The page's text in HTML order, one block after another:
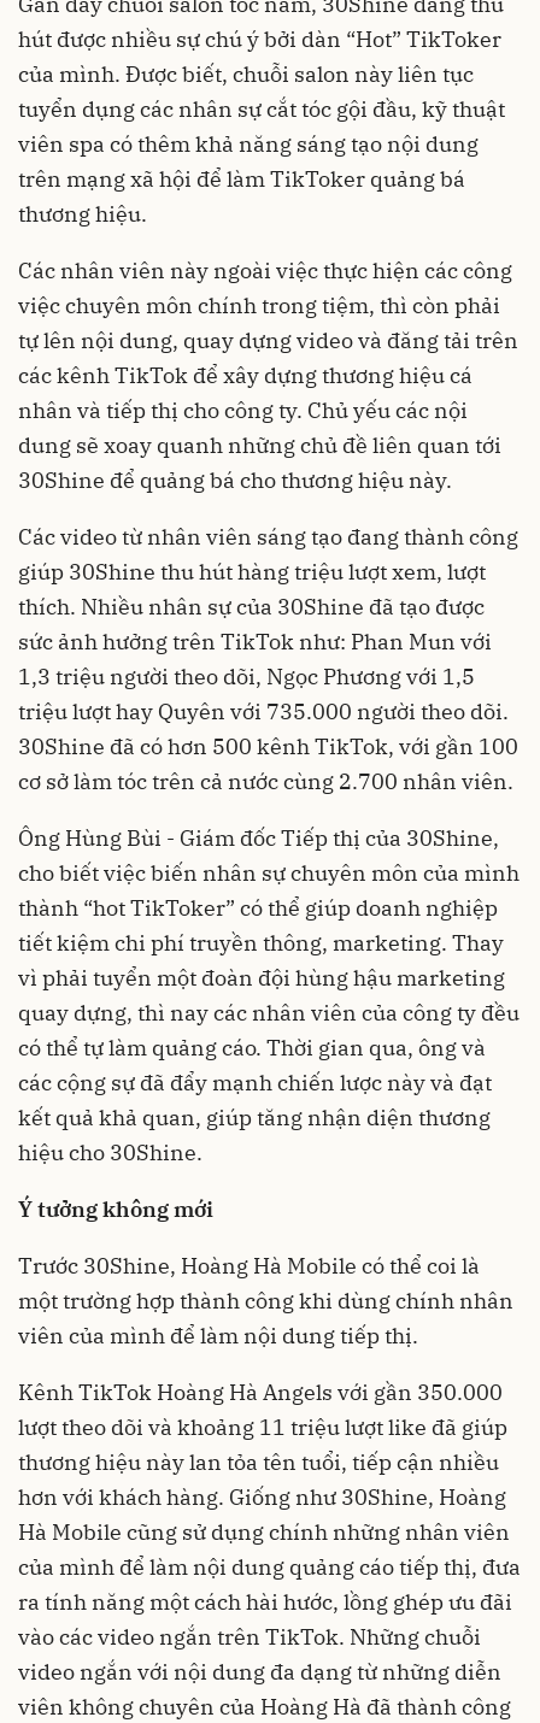
hút được nhiều sự chú ý bởi dàn “Hot” TikToker
của mình. Được biết, chuỗi salon này liên tục
tuyển dụng các nhân sự cắt tóc gội đầu, kỹ thuật
viên spa có thêm khả năng sáng tạo nội dung
trên mạng xã hội để làm TikToker quảng bá
thương hiệu.
Các nhân viên này ngoài việc thực hiện các công
việc chuyên môn chính trong tiệm, thì còn phải
tự lên nội dung, quay dựng video và đăng tải trên
các kênh TikTok để xây dựng thương hiệu cá
nhân và tiếp thị cho công ty. Chủ yếu các nội
dung sẽ xoay quanh những chủ đề liên quan tới
30Shine để quảng bá cho thương hiệu này.
Các video từ nhân viên sáng tạo đang thành công
giúp 30Shine thu hút hàng triệu lượt xem, lượt
thích. Nhiều nhân sự của 30Shine đã tạo được
sức ảnh hưởng trên TikTok như: Phan Mun với
1,3 triệu người theo dõi, Ngọc Phương với 1,5
triệu lượt hay Quyên với 735.000 người theo dõi.
30Shine đã có hơn 500 kênh TikTok, với gần 100
cơ sở làm tóc trên cả nước cùng 2.700 nhân viên.
Ông Hùng Bùi - Giám đốc Tiếp thị của 30Shine,
cho biết việc biến nhân sự chuyên môn của mình
thành “hot TikToker” có thể giúp doanh nghiệp
tiết kiệm chi phí truyền thông, marketing. Thay
vì phải tuyển một đoàn đội hùng hậu marketing
quay dựng, thì nay các nhân viên của công ty đều
có thể tự làm quảng cáo. Thời gian qua, ông và
các cộng sự đã đẩy mạnh chiến lược này và đạt
kết quả khả quan, giúp tăng nhận diện thương
hiệu cho 30Shine.
Ý tưởng không mới
Trước 30Shine, Hoàng Hà Mobile có thể coi là
một trường hợp thành công khi dùng chính nhân
viên của mình để làm nội dung tiếp thị.
Kênh TikTok Hoàng Hà Angels với gần 350.000
lượt theo dõi và khoảng 11 triệu lượt like đã giúp
thương hiệu này lan tỏa tên tuổi, tiếp cận nhiều
hơn với khách hàng. Giống như 30Shine, Hoàng
Hà Mobile cũng sử dụng chính những nhân viên
của mình để làm nội dung quảng cáo tiếp thị, đưa
ra tính năng một cách hài hước, lồng ghép ưu đãi
vào các video ngắn trên TikTok. Những chuỗi
video ngắn với nội dung đa dạng từ những diễn
viên không chuyên của Hoàng Hà đã thành công